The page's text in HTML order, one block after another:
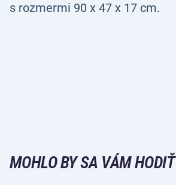
s rozmermi 90 x 47 x 17 cm.
MOHLO BY SA VÁM HODIŤ